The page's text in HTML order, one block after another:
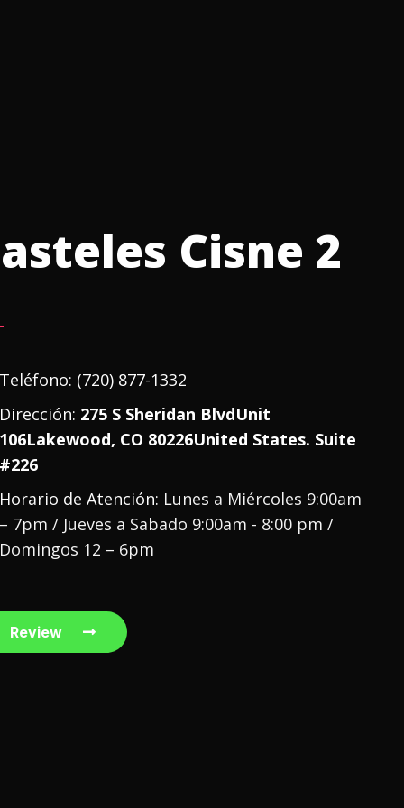
Cisne 2
(720) 877-1332
275 S Sheridan BlvdUnit
CO 80226United States. Suite
de Atención: Lunes a Miércoles 9:00am
7pm / Jueves a Sabado 9:00am - 8:00 pm /
12 – 6pm
Review